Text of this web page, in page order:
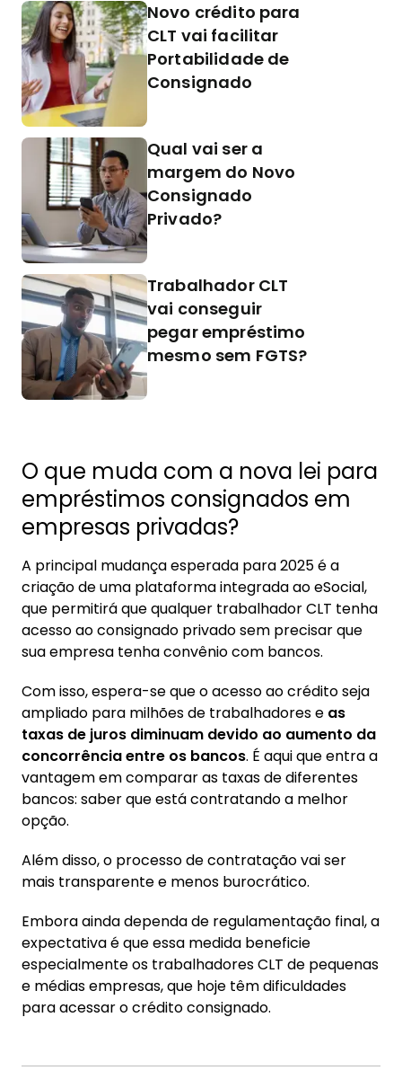
Novo crédito para
CLT vai facilitar
Portabilidade de
Consignado
Qual vai ser a
margem do Novo
Consignado
Privado?
Trabalhador CLT
vai conseguir
pegar empréstimo
mesmo sem FGTS?
O que muda com a nova lei para
empréstimos consignados em
empresas privadas?
A principal mudança esperada para 2025 é a
criação de uma plataforma integrada ao eSocial,
que permitirá que qualquer trabalhador CLT tenha
acesso ao consignado privado sem precisar que
sua empresa tenha convênio com bancos.
Com isso, espera-se que o acesso ao crédito seja
ampliado para milhões de trabalhadores e as
taxas de juros diminuam devido ao aumento da
concorrência entre os bancos. É aqui que entra a
vantagem em comparar as taxas de diferentes
bancos: saber que está contratando a melhor
opção.
Além disso, o processo de contratação vai ser
mais transparente e menos burocrático.
Embora ainda dependa de regulamentação final, a
expectativa é que essa medida beneficie
especialmente os trabalhadores CLT de pequenas
e médias empresas, que hoje têm dificuldades
para acessar o crédito consignado.